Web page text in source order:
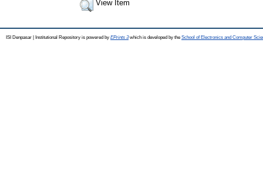
View Item
ISI Denpasar | Institutional Repository is powered by EPrints 3which is developed by the School of Electronics and Computer